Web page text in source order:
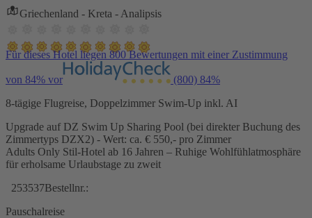
Griechenland - Kreta - Analipsis
Für dieses Hotel liegen 800 Bewertungen mit einer Zustimmung
von 84% vor (800) 84%
8-tägige Flugreise, Doppelzimmer Swim-Up inkl. AI
Upgrade auf DZ Swim Up Sharing Pool (bei direkter Buchung des
Zimmertyps DZX2) - Wert: ca. € 550,- pro Zimmer
Adults Only Stil-Hotel ab 16 Jahren – Ruhige Wohlfühlatmosphäre
für erholsame Urlaubstage zu zweit
253537Bestellnr.:
Pauschalreise